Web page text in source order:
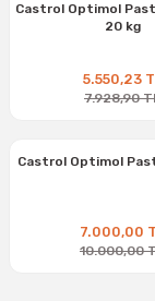
Castrol Optimol
20 kg
5.550,23
7.928,90
Castrol Optimol
7.000,00
10.000,00